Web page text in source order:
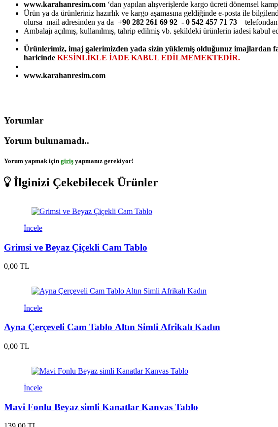
www.karahanresim.com ‘dan yapılan alışverişlerde kargo ücreti dönemsel
Ürün ya da ürünleriniz hazırlık ve kargo aşamasına geldiğinde e-posta ile
olursa mail adresinden ya da +90 282 261 69 92 - 0 542 457 71 73
Ambalajı açılmış, kullanılmış, tahrip edilmiş vb. şekildeki ürünlerin iadesi kabul
Ürünlerimiz, imaj galerimizden yada sizin yüklemiş olduğunuz imajlardan
haricinde KESİNLİKLE İADE KABUL EDİLMEMEKTEDİR.
www.karahanresim.com
Yorumlar
Yorum bulunamadı..
Yorum yapmak için giriş yapmanız gerekiyor!
İlginizi Çekebilecek Ürünler
İncele
Grimsi ve Beyaz Çiçekli Cam Tablo
0,00 TL
İncele
Ayna Çerçeveli Cam Tablo Altın Simli Afrikalı Kadın
0,00 TL
İncele
Mavi Fonlu Beyaz simli Kanatlar Kanvas Tablo